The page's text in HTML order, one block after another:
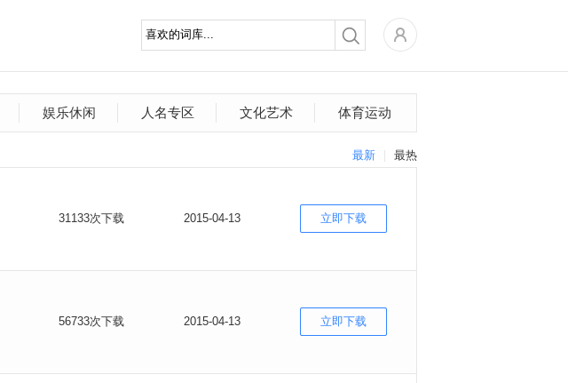
娱乐休闲 人名专区 文化艺术 体育运动
最热
最新
31133次下载 2015-04-13 立即下载
56733次下载 2015-04-13 立即下载